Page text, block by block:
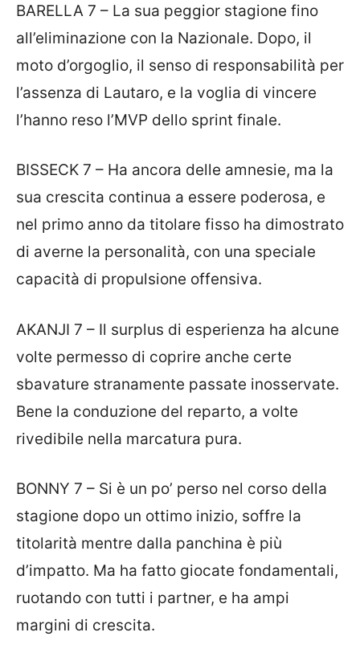
BARELLA 7 – La sua peggior stagione fino
all’eliminazione con la Nazionale. Dopo, il
moto d’orgoglio, il senso di responsabilità per
l’assenza di Lautaro, e la voglia di vincere
l’hanno reso l’MVP dello sprint finale.
BISSECK 7 – Ha ancora delle amnesie, ma la
sua crescita continua a essere poderosa, e
nel primo anno da titolare fisso ha dimostrato
di averne la personalità, con una speciale
capacità di propulsione offensiva.
AKANJI 7 – Il surplus di esperienza ha alcune
volte permesso di coprire anche certe
sbavature stranamente passate inosservate.
Bene la conduzione del reparto, a volte
rivedibile nella marcatura pura.
BONNY 7 – Si è un po’ perso nel corso della
stagione dopo un ottimo inizio, soffre la
titolarità mentre dalla panchina è più
d’impatto. Ma ha fatto giocate fondamentali,
ruotando con tutti i partner, e ha ampi
margini di crescita.